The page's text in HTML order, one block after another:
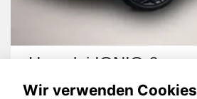
Hyundai IONIQ 6
Wir verwenden Cookies